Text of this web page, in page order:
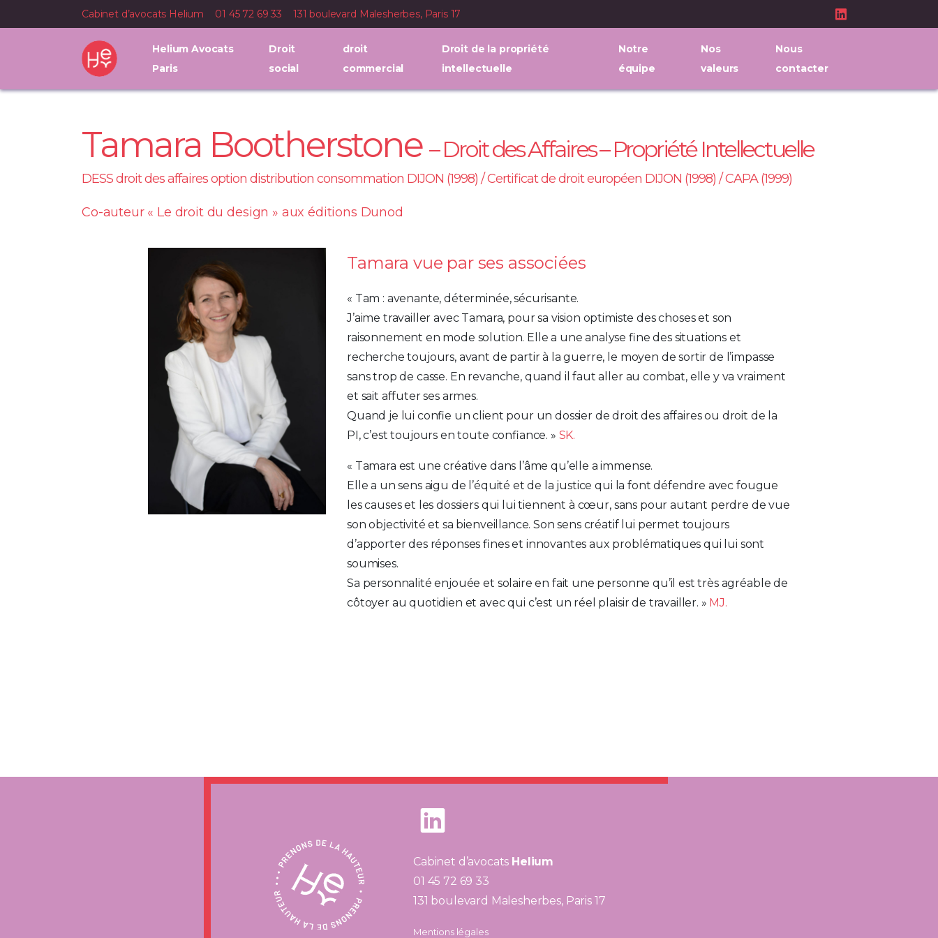
Cabinet d’avocats Helium 01 45 72 69 33 131 boulevard Malesherbes, Paris 17
Helium Avocats
Paris
Droit
social
droit
commercial
Droit de la propriété
intellectuelle
Notre
équipe
Nos
valeurs
Nous
contacter
Tamara Bootherstone – Droit des Affaires – Propriété Intellectuelle
DESS droit des affaires option distribution consommation DIJON (1998) / Certificat de droit européen DIJON (1998) / CAPA (1999)
Co-auteur « Le droit du design » aux éditions Dunod
Tamara vue par ses associées
« Tam : avenante, déterminée, sécurisante.
J’aime travailler avec Tamara, pour sa vision optimiste des choses et son
raisonnement en mode solution. Elle a une analyse fine des situations et
recherche toujours, avant de partir à la guerre, le moyen de sortir de l’impasse
sans trop de casse. En revanche, quand il faut aller au combat, elle y va vraiment
et sait affuter ses armes.
Quand je lui confie un client pour un dossier de droit des affaires ou droit de la
PI, c’est toujours en toute confiance. » SK.
« Tamara est une créative dans l’âme qu’elle a immense.
Elle a un sens aigu de l’équité et de la justice qui la font défendre avec fougue
les causes et les dossiers qui lui tiennent à cœur, sans pour autant perdre de vue
son objectivité et sa bienveillance. Son sens créatif lui permet toujours
d’apporter des réponses fines et innovantes aux problématiques qui lui sont
soumises.
Sa personnalité enjouée et solaire en fait une personne qu’il est très agréable de
côtoyer au quotidien et avec qui c’est un réel plaisir de travailler. » MJ.
Cabinet d’avocats Helium
01 45 72 69 33
131 boulevard Malesherbes, Paris 17
Mentions légales